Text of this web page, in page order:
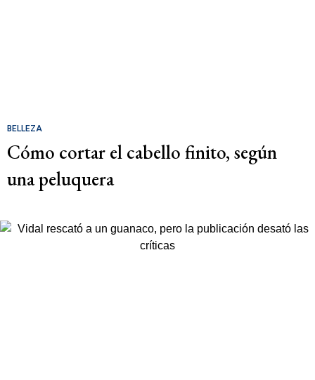
BELLEZA
Cómo cortar el cabello finito, según
una peluquera